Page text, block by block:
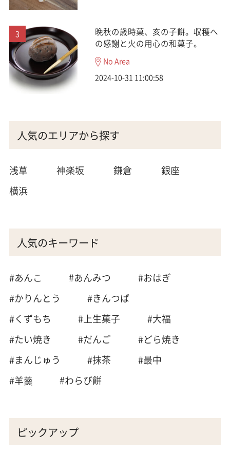
晩秋の歳時菓、亥の子餅。収穫へ
の感謝と火の用心の和菓子。
No Area
2024-10-31 11:00:58
人気のエリアから探す
浅草 神楽坂 鎌倉
銀座
横浜
人気のキーワード
#あんこ #あんみつ
#おはぎ
#かりんとう
#きんつば
#くずもち
#上生菓子
#大福
#たい焼き
#だんご
#どら焼き
#まんじゅう
#抹茶
#最中
#羊羹
#わらび餅
ピックアップ